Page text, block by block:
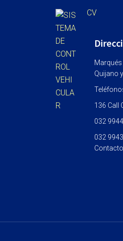
CV
Marqués
Quijano
136 Call
032
032